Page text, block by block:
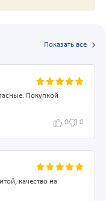
Показать все
Покупкой
0 0
качество на